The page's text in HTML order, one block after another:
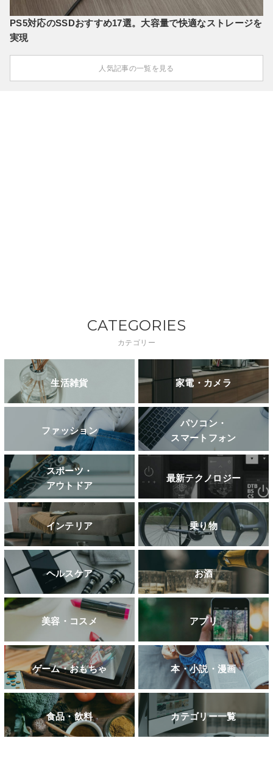
PS5対応のSSDおすすめ17選。大容量で快適なストレージを
実現
人気記事の一覧を見る
CATEGORIES
カテゴリー
生活雑貨 家電・カメラ
ファッション
パソコン・
スマートフォン
スポーツ・
アウトドア
最新テクノロジー
インテリア 乗り物
ヘルスケア お酒
美容・コスメ アプリ
ゲーム・おもちゃ 本・小説・漫画
食品・飲料 カテゴリー一覧